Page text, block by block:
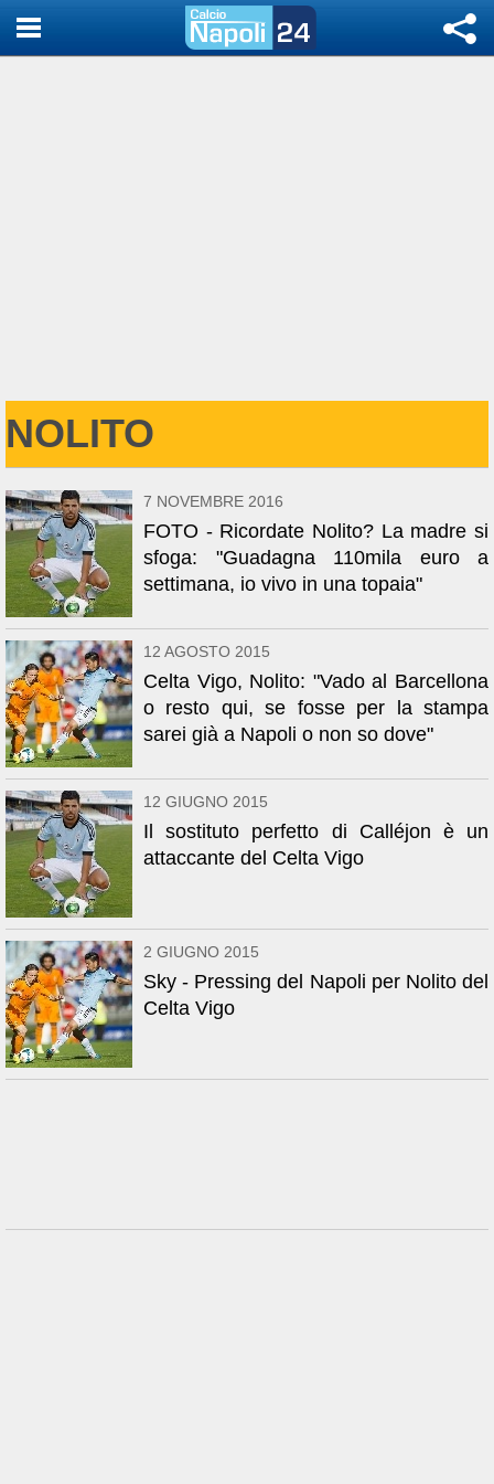
NOLITO
7 NOVEMBRE 2016
FOTO - Ricordate Nolito? La madre si
sfoga: "Guadagna 110mila euro a
settimana, io vivo in una topaia"
12 AGOSTO 2015
Celta Vigo, Nolito: "Vado al Barcellona
o resto qui, se fosse per la stampa
sarei già a Napoli o non so dove"
12 GIUGNO 2015
Il sostituto perfetto di Calléjon è un
attaccante del Celta Vigo
2 GIUGNO 2015
Sky - Pressing del Napoli per Nolito del
Celta Vigo